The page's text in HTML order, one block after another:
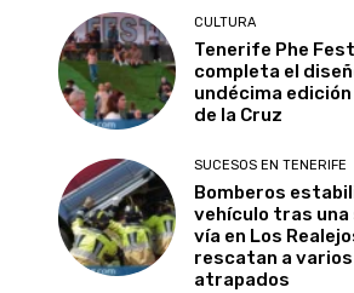
CULTURA
Tenerife Phe
completa el
undécima
de la Cruz
SUCESOS EN TENERIFE
Bomberos
vehículo tras una
vía en Los
rescatan a
atrapados